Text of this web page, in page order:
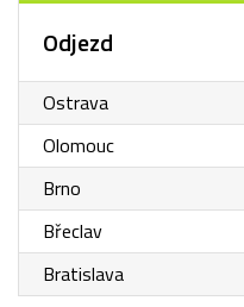
Odjezd
Ostrava
Olomouc
Brno
Břeclav
Bratislava